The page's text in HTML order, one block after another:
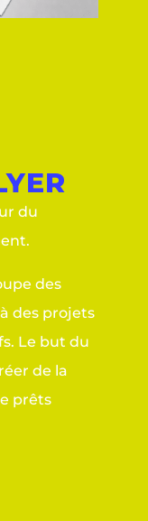
du
des
des projets
Le but du
de la
prêts